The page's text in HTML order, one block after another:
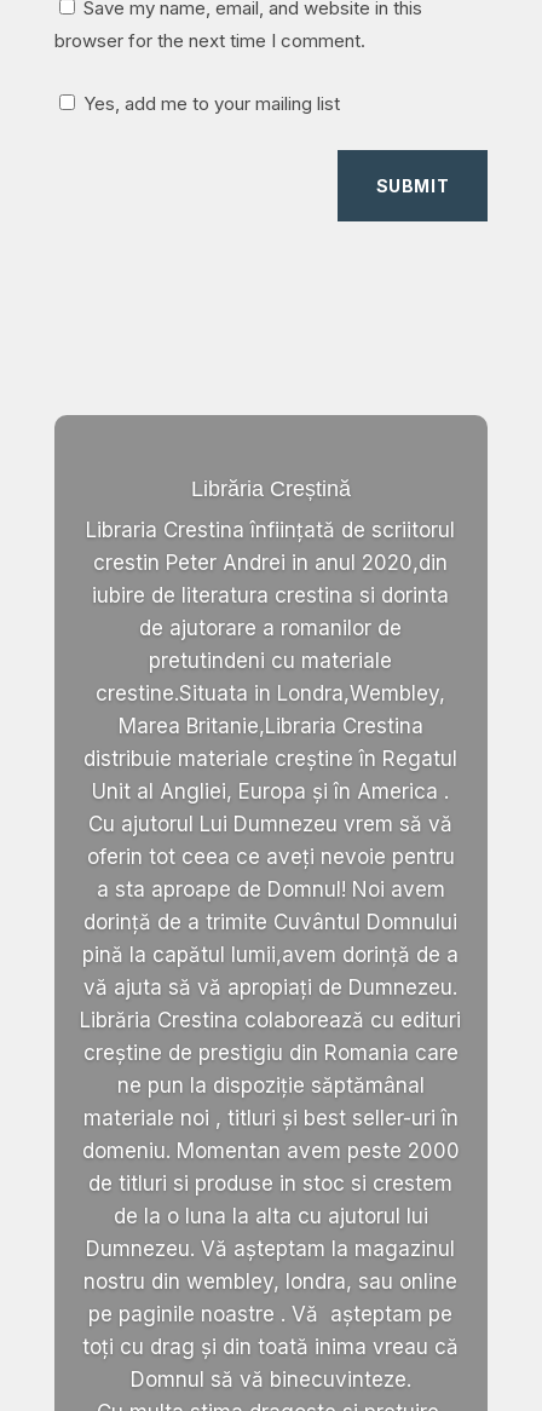
Save my name, email, and website in this
browser for the next time I comment.
Yes, add me to your mailing list
SUBMIT
Librăria Creștină
Libraria Crestina înființată de scriitorul
crestin Peter Andrei in anul 2020,din
iubire de literatura crestina si dorinta
de ajutorare a romanilor de
pretutindeni cu materiale
crestine.Situata in Londra,Wembley,
Marea Britanie,Libraria Crestina
distribuie materiale creștine în Regatul
Unit al Angliei, Europa și în America .
Cu ajutorul Lui Dumnezeu vrem să vă
oferin tot ceea ce aveți nevoie pentru
a sta aproape de Domnul! Noi avem
dorință de a trimite Cuvântul Domnului
pină la capătul lumii,avem dorință de a
vă ajuta să vă apropiați de Dumnezeu.
Librăria Crestina colaborează cu edituri
creștine de prestigiu din Romania care
ne pun la dispoziție săptămânal
materiale noi , titluri și best seller-uri în
domeniu. Momentan avem peste 2000
de titluri si produse in stoc si crestem
de la o luna la alta cu ajutorul lui
Dumnezeu. Vă așteptam la magazinul
nostru din wembley, londra, sau online
pe paginile noastre . Vă așteptam pe
toți cu drag și din toată inima vreau că
Domnul să vă binecuvinteze.